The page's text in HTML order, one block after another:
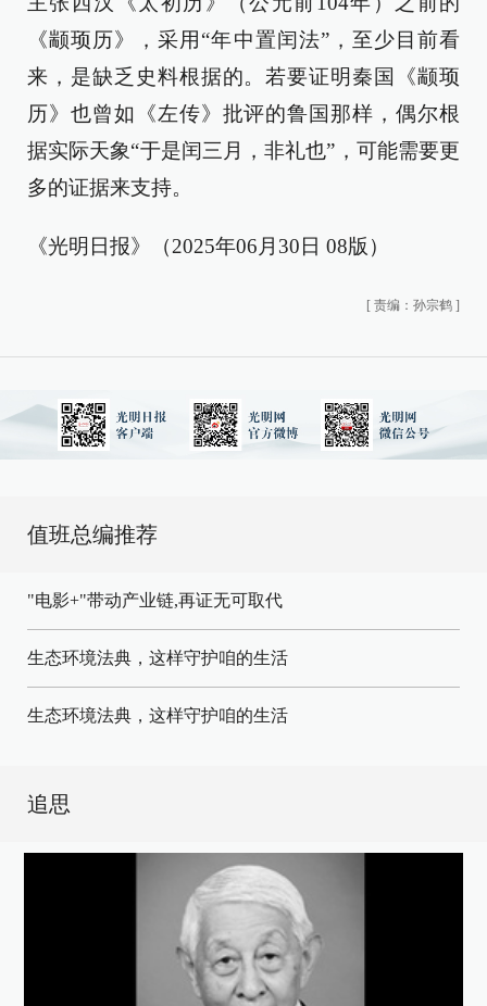
《颛顼历》，采用“年中置闰法”，至少目前看
来，是缺乏史料根据的。若要证明秦国《颛顼
历》也曾如《左传》批评的鲁国那样，偶尔根
据实际天象“于是闰三月，非礼也”，可能需要更
多的证据来支持。
《光明日报》（2025年06月30日 08版）
[ 责编：孙宗鹤 ]
值班总编推荐
"电影+"带动产业链,再证无可取代
生态环境法典，这样守护咱的生活
生态环境法典，这样守护咱的生活
追思